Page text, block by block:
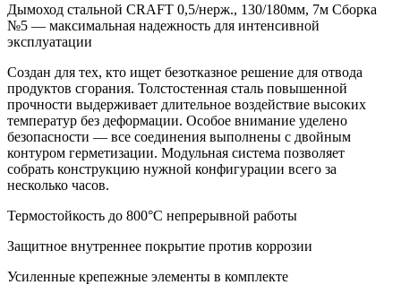
Дымоход стальной CRAFT 0,5/нерж., 130/180мм, 7м Сборка
№5 — максимальная надежность для интенсивной
эксплуатации
Создан для тех, кто ищет безотказное решение для отвода
продуктов сгорания. Толстостенная сталь повышенной
прочности выдерживает длительное воздействие высоких
температур без деформации. Особое внимание уделено
безопасности — все соединения выполнены с двойным
контуром герметизации. Модульная система позволяет
собрать конструкцию нужной конфигурации всего за
несколько часов.
Термостойкость до 800°С непрерывной работы
Защитное внутреннее покрытие против коррозии
Усиленные крепежные элементы в комплекте